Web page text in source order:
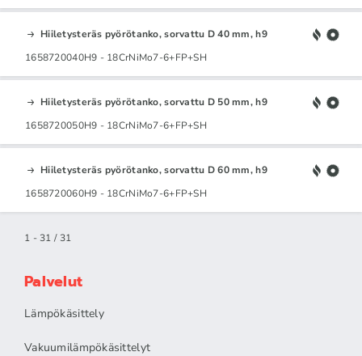
Hiiletysteräs pyörötanko, sorvattu D 40 mm, h9
1658720040H9 - 18CrNiMo7-6+FP+SH
Hiiletysteräs pyörötanko, sorvattu D 50 mm, h9
1658720050H9 - 18CrNiMo7-6+FP+SH
Hiiletysteräs pyörötanko, sorvattu D 60 mm, h9
1658720060H9 - 18CrNiMo7-6+FP+SH
1 - 31 / 31
Palvelut
Lämpökäsittely
Vakuumilämpökäsittelyt